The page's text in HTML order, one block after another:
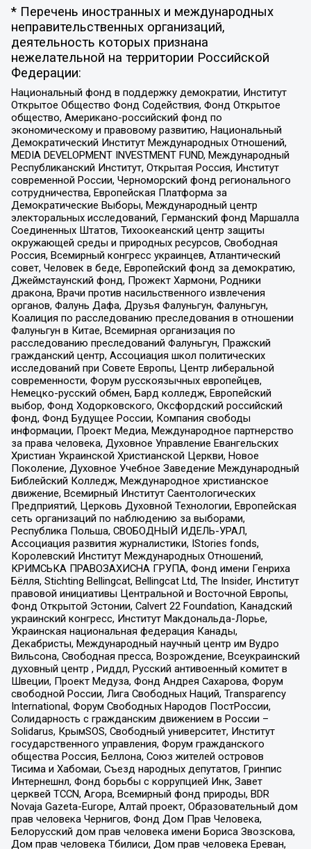
* Перечень иностранных и международных
неправительственных организаций,
деятельность которых признана
нежелательной на территории Российской
Федерации:
Национальный фонд в поддержку демократии, Институт
Открытое Общество Фонд Содействия, Фонд Открытое
общество, Американо-российский фонд по
экономическому и правовому развитию, Национальный
Демократический Институт Международных Отношений,
MEDIA DEVELOPMENT INVESTMENT FUND, Международный
Республиканский Институт, Открытая Россия, Институт
современной России, Черноморский фонд регионального
сотрудничества, Европейская Платформа за
Демократические Выборы, Международный центр
электоральных исследований, Германский фонд Маршалла
Соединенных Штатов, Тихоокеанский центр защиты
окружающей среды и природных ресурсов, Свободная
Россия, Всемирный конгресс украинцев, Атлантический
совет, Человек в беде, Европейский фонд за демократию,
Джеймстаунский фонд, Прожект Хармони, Родники
дракона, Врачи против насильственного извлечения
органов, Фалунь Дафа, Друзья Фалуньгун, Фалуньгун,
Коалиция по расследованию преследования в отношении
Фалуньгун в Китае, Всемирная организация по
расследованию преследований Фалуньгун, Пражский
гражданский центр, Ассоциация школ политических
исследований при Совете Европы, Центр либеральной
современности, Форум русскоязычных европейцев,
Немецко-русский обмен, Бард колледж, Европейский
выбор, Фонд Ходорковского, Оксфордский российский
фонд, Фонд Будущее России, Компания свободы
информации, Проект Медиа, Международное партнерство
за права человека, Духовное Управление Евангельских
Христиан Украинской Христианской Церкви, Новое
Поколение, Духовное Учебное Заведение Международный
Библейский Колледж, Международное христианское
движение, Всемирный Институт Саентологических
Предприятий, Церковь Духовной Технологии, Европейская
сеть организаций по наблюдению за выборами,
Республика Польша, СВОБОДНЫЙ ИДЕЛЬ-УРАЛ,
Ассоциация развития журналистики, IStories fonds,
Королевский Институт Международных Отношений,
КРИМСЬКА ПРАВОЗАХИСНА ГРУПА, Фонд имени Генриха
Бёлля, Stichting Bellingcat, Bellingcat Ltd, The Insider, Институт
правовой инициативы Центральной и Восточной Европы,
Фонд Открытой Эстонии, Calvert 22 Foundation, Канадский
украинский конгресс, Институт Макдональда-Лорье,
Украинская национальная федерация Канады,
Декабристы, Международный научный центр им Вудро
Вильсона, Свободная пресса, Возрождение, Всеукраинский
духовный центр , Риддл, Русский антивоенный комитет в
Швеции, Проект Медуза, Фонд Андрея Сахарова, Форум
свободной России, Лига Свободных Наций, Transparеncy
International, Форум Свободных Народов ПостРоссии,
Солидарность с гражданским движением в России –
Solidarus, КрымSOS, Свободный университет, Институт
государственного управления, Форум гражданского
общества Россия, Беллона, Союз жителей островов
Тисима и Хабомаи, Съезд народных депутатов, Гринпис
Интернешнл, Фонд борьбы с коррупцией Инк, Завет
церквей TCCN, Агора, Всемирный фонд природы, BDR
Novaja Gazeta-Europe, Алтай проект, Образовательный дом
прав человека Чернигов, Фонд Дом Прав Человека,
Белорусский дом прав человека имени Бориса Звозскова,
Дом прав человека Тбилиси, Дом прав человека Ереван,